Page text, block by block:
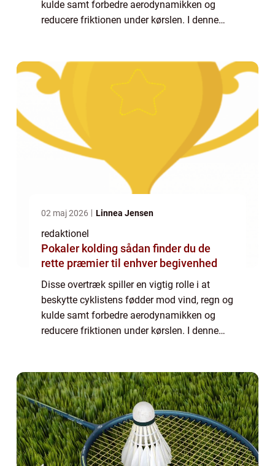
kulde samt forbedre aerodynamikken og
reducere friktionen under kørslen. I denne
02 maj 2026 Linnea Jensen
redaktionel
Pokaler kolding sådan finder du de
rette præmier til enhver begivenhed
Disse overtræk spiller en vigtig rolle i at
beskytte cyklistens fødder mod vind, regn og
kulde samt forbedre aerodynamikken og
reducere friktionen under kørslen. I denne